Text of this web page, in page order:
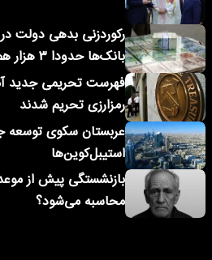
بانک‌ها حدودا ۳ هزار همت
فهرست تحریمی جدید
رمزارزی تحریم شدند
عربستان سکوی توسعه
استیبل‌کوین‌ها
بازنشستگی پیش از
محاسبه می‌شود؟